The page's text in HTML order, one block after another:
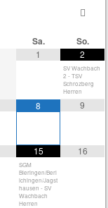
Sa. So.
1 2
SV Wachbach
2 - TSV
Schrozberg
Herren
8 9
15
SGM
Bieringen/Berl
ichingen/Jagst
hausen - SV
Wachbach
Herren
16